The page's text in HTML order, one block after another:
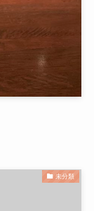
未分類